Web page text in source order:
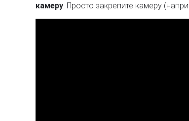
камеру . Просто закрепите камеру